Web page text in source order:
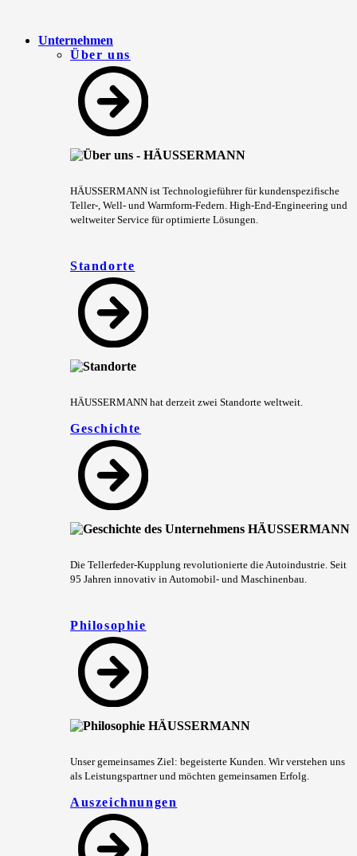
Unternehmen
Über uns
HÄUSSERMANN ist Technologieführer für kundenspezifische
Teller-, Well- und Warmform-Federn. High-End-Engineering und
weltweiter Service für optimierte Lösungen.
Standorte
HÄUSSERMANN hat derzeit zwei Standorte weltweit.
Geschichte
Die Tellerfeder-Kupplung revolutionierte die Autoindustrie. Seit
95 Jahren innovativ in Automobil- und Maschinenbau.
Philosophie
Unser gemeinsames Ziel: begeisterte Kunden. Wir verstehen uns
als Leistungspartner und möchten gemeinsamen Erfolg.
Auszeichnungen